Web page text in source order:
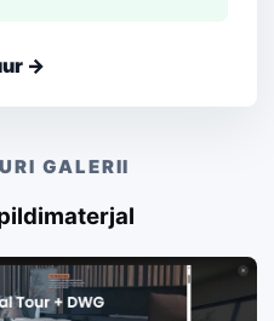
→
GALERII